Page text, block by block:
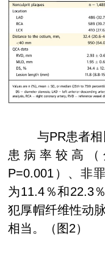
与PR患者相
患病率较高（
P=0.001 ）、非
为11.4 ％和22.3
犯厚帽纤维性动
相当。（图2）